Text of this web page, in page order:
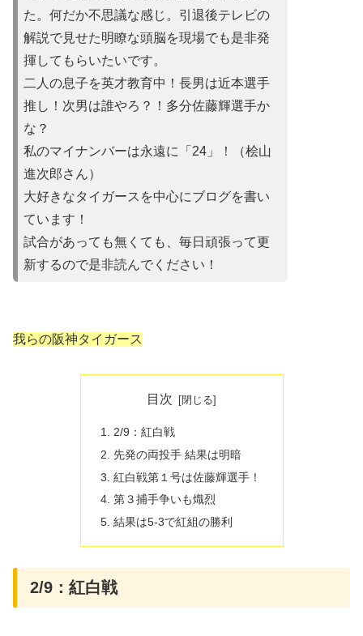
た。何だか不思議な感じ。引退後テレビの
解説で見せた明瞭な頭脳を現場でも是非発
揮してもらいたいです。
二人の息子を英才教育中！長男は近本選手
推し！次男は誰やろ？！多分佐藤輝選手か
な？
私のマイナンバーは永遠に「24」！（桧山
進次郎さん）
大好きなタイガースを中心にブログを書い
ています！
試合があって も無くても、毎日頑張って更
新するので是非読んでください！
我らの阪神タイガース
目次
2/9：紅白戦
先発の両投手 結果は明暗
紅白戦第１号は佐藤輝選手！
第３捕手争いも熾烈
結果は5-3で紅組の勝利
2/9：紅白戦